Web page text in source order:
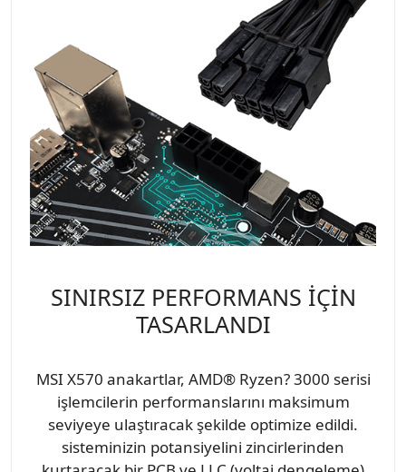
SINIRSIZ PERFORMANS İÇİN
TASARLANDI
MSI X570 anakartlar, AMD® Ryzen? 3000 serisi
işlemcilerin performanslarını maksimum
seviyeye ulaştıracak şekilde optimize edildi.
sisteminizin potansiyelini zincirlerinden